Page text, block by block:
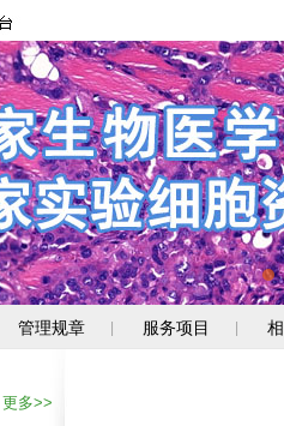
管理规章 服务项目
更多>>